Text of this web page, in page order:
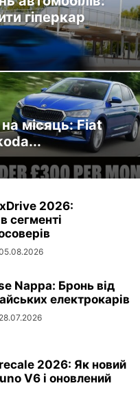
гіперкар
місяць: Fiat
2026:
сегменті
Nappa: Бронь від
електрокарів
28.07.2026
2026: Як новий
V6 і оновлений